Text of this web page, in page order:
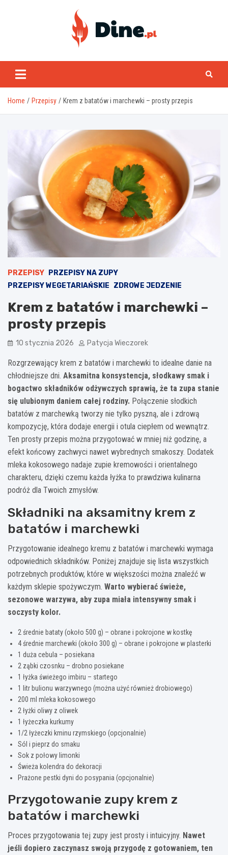
www.dine.pl
Home Przepisy Krem z batatów i marchewki – prosty przepis
PRZEPISY
PRZEPISY NA ZUPY
PRZEPISY WEGETARIAŃSKIE ZDROWE JEDZENIE
Krem z batatów i marchewki –
prosty przepis
10 stycznia 2026 Patycja Wieczorek
Rozgrzewający krem z batatów i marchewki to idealne danie na
chłodniejsze dni. Aksamitna konsystencja, słodkawy smak i
bogactwo składników odżywczych sprawią, że ta zupa stanie
się ulubionym daniem całej rodziny. Połączenie słodkich
batatów z marchewką tworzy nie tylko pyszną, ale i zdrową
kompozycję, która dodaje energii i otula ciepłem od wewnątrz.
Ten prosty przepis można przygotować w mniej niż godzinę, a
efekt końcowy zachwyci nawet wybrednych smakoszy. Dodatek
mleka kokosowego nadaje zupie kremowości i orientalnego
charakteru, dzięki czemu każda łyżka to prawdziwa kulinarna
podróż dla Twoich zmysłów.
Składniki na aksamitny krem z
batatów i marchewki
Przygotowanie idealnego kremu z batatów i marchewki wymaga
odpowiednich składników. Poniżej znajduje się lista wszystkich
potrzebnych produktów, które w większości można znaleźć w
każdym sklepie spożywczym. Warto wybierać świeże,
sezonowe warzywa, aby zupa miała intensywny smak i
soczysty kolor.
2 średnie bataty (około 500 g) – obrane i pokrojone w kostkę
4 średnie marchewki (około 300 g) – obrane i pokrojone w plasterki
1 duża cebula – posiekana
2 ząbki czosnku – drobno posiekane
1 łyżka świeżego imbiru – startego
1 litr bulionu warzywnego (można użyć również drobiowego)
200 ml mleka kokosowego
2 łyżki oliwy z oliwek
1 łyżeczka kurkumy
1/2 łyżeczki kminu rzymskiego (opcjonalnie)
Sól i pieprz do smaku
Sok z połowy limonki
Świeża kolendra do dekoracji
Prażone pestki dyni do posypania (opcjonalnie)
Przygotowanie zupy krem z
batatów i marchewki
Proces przygotowania tej zupy jest prosty i intuicyjny. Nawet
jeśli dopiero zaczynasz swoją przygodę z gotowaniem, ten